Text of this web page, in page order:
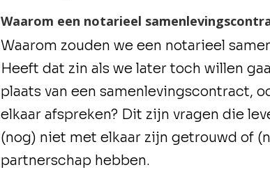
Waarom een notarieel
Waarom zouden we een notarieel
Heeft dat zin als we later toch willen
plaats van een samenlevingscontract,
elkaar afspreken? Dit zijn vragen die
(nog) niet met elkaar zijn getrouwd of
partnerschap hebben.